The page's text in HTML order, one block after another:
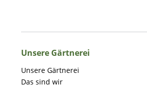
Unsere Gärtnerei
Unsere Gärtnerei
Das sind wir